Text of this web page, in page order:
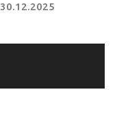
30.12.2025